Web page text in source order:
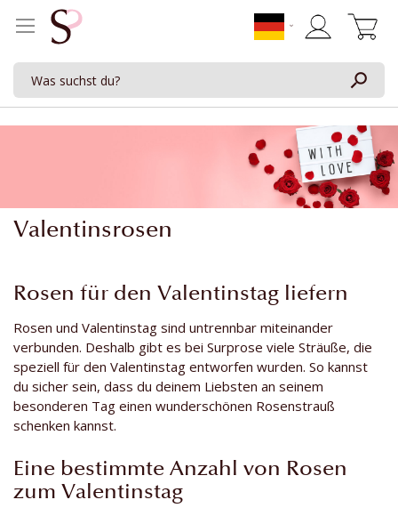
Valentinsrosen
Rosen für den Valentinstag liefern
Rosen und Valentinstag sind untrennbar miteinander
verbunden. Deshalb gibt es bei Surprose viele Sträuße, die
speziell für den Valentinstag entworfen wurden. So kannst
du sicher sein, dass du deinem Liebsten an seinem
besonderen Tag einen wunderschönen Rosenstrauß
schenken kannst.
Eine bestimmte Anzahl von Rosen
zum Valentinstag